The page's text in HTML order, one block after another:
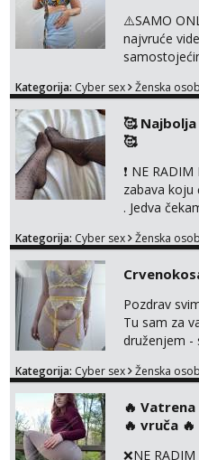
⚠️SAMO
najvruće
dogovoru
🧡 Videa🧡
vibratori, s
lizanje,
jako dugo,
Kategorija: Cyber sex Ženska
🥰
🥰
❗ NE
zabava koju
. Jedva
se
foto i video
diram, s
itd. Radim
nas
Kategorija: Cyber sex Ženska
Pozdrav
Tu sam za
druženjem -
dovoljna
uz slike i
pripremila i
Kategorija: Cyber sex Ženska
‎️‍🔥
‎️‍🔥 vruča‎
❌NE